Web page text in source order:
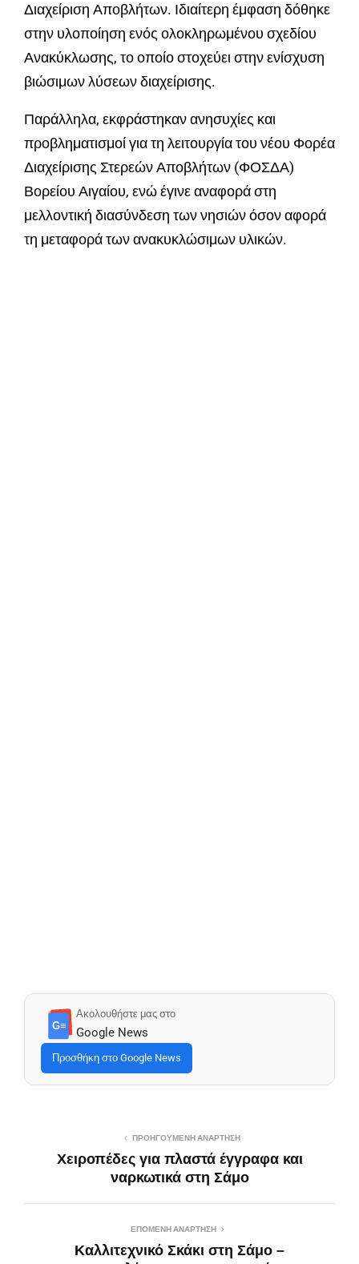
Διαχείριση Αποβλήτων. Ιδιαίτερη έμφαση δόθηκε
στην υλοποίηση ενός ολοκληρωμένου σχεδίου
Ανακύκλωσης, το οποίο στοχεύει στην ενίσχυση
βιώσιμων λύσεων διαχείρισης.
Παράλληλα, εκφράστηκαν ανησυχίες και
προβληματισμοί για τη λειτουργία του νέου Φορέα
Διαχείρισης Στερεών Αποβλήτων (ΦΟΣΔΑ)
Βορείου Αιγαίου, ενώ έγινε αναφορά στη
μελλοντική διασύνδεση των νησιών όσον αφορά
τη μεταφορά των ανακυκλώσιμων υλικών.
G≡
Ακολουθήστε μας στο
Google News
Προσθήκη στο Google News
ΠΡΟΗΓΟΎΜΕΝΗ ΑΝΆΡΤΗΣΗ
Χειροπέδες για πλαστά έγγραφα και
ναρκωτικά στη Σάμο
ΕΠΌΜΕΝΗ ΑΝΆΡΤΗΣΗ
Καλλιτεχνικό Σκάκι στη Σάμο –